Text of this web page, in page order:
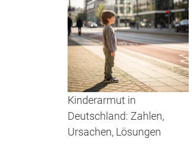
Kinderarmut in
Deutschland: Zahlen,
Ursachen, Lösungen